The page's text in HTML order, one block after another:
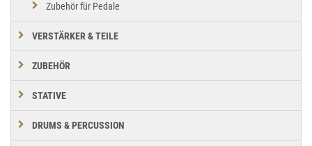
Zubehör für Pedale
VERSTÄRKER & TEILE
ZUBEHÖR
STATIVE
DRUMS & PERCUSSION